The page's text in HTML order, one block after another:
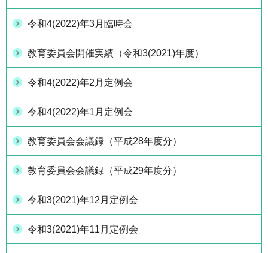
令和4(2022)年3月臨時会
教育委員会開催実績（令和3(2021)年度）
令和4(2022)年2月定例会
令和4(2022)年1月定例会
教育委員会会議録（平成28年度分）
教育委員会会議録（平成29年度分）
令和3(2021)年12月定例会
令和3(2021)年11月定例会